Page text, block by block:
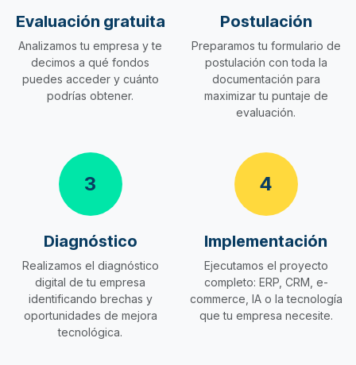
Evaluación gratuita
Analizamos tu empresa y te
decimos a qué fondos
puedes acceder y cuánto
podrías obtener.
Postulación
Preparamos tu formulario de
postulación con toda la
documentación para
maximizar tu puntaje de
evaluación.
3
Diagnóstico
Realizamos el diagnóstico
digital de tu empresa
identificando brechas y
oportunidades de mejora
tecnológica.
4
Implementación
Ejecutamos el proyecto
completo: ERP, CRM, e-
commerce, IA o la tecnología
que tu empresa necesite.